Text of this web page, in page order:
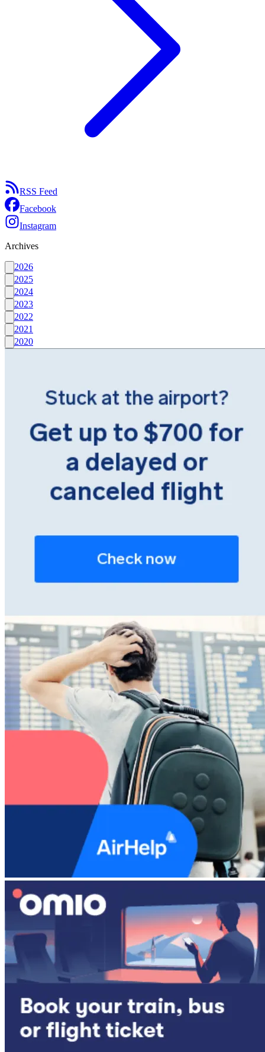
RSS Feed
Facebook
Instagram
Archives
2026
2025
2024
2023
2022
2021
2020